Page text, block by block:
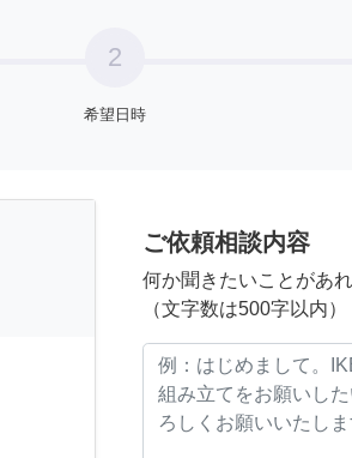
2
希望日時
ご依頼相談内容
何か聞きたいことがあ
（文字数は500字以内）